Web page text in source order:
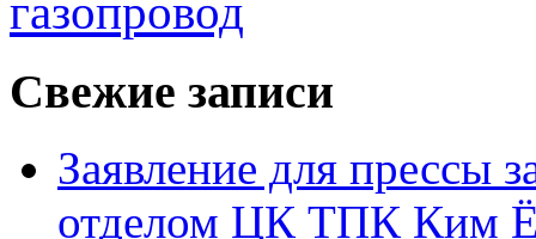
газопровод
Свежие записи
Заявление для прессы
отделом ЦК ТПК Ким